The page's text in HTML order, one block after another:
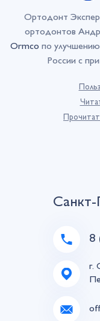
Ортодонт
ортодонтов
Ormco по улучшению
России с
Санкт-
8
г.